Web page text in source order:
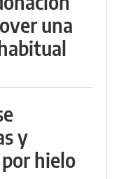
una
y
hielo